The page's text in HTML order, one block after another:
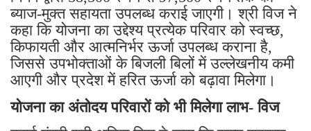
ब्याज-मुक्त सहायता उपलब्ध कराई जाएगी। श्री विज ने
कहा कि योजना का उद्देश्य प्रत्येक परिवार को स्वच्छ,
किफायती और आत्मनिर्भर ऊर्जा उपलब्ध कराना है,
जिससे उपभोक्ताओं के बिजली बिलों में उल्लेखनीय कमी
आएगी और प्रदेश में हरित ऊर्जा को बढ़ावा मिलेगा।
योजना का अंतोदय परिवारों को भी मिलेगा लाभ- विज